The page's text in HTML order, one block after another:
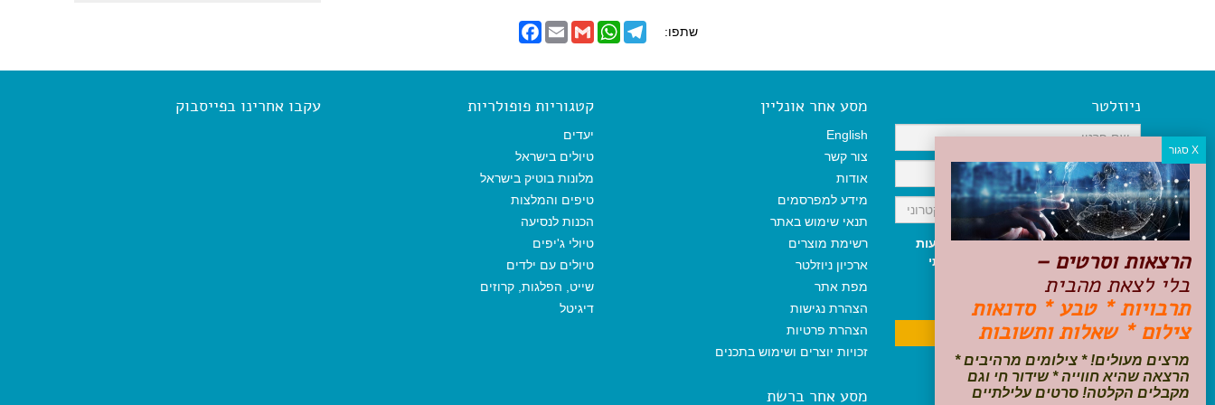
שתפו:
F
a
e
o
o
E
m
i
G
m
i
W
h
t
T
e
e
ניוזלטר
אני מאשר/ת קבלת ניוזלטר והודעות
שיווקיות, ומאשר/ת כי קראתי והסכמתי
לתקנון האתר ולמדיניות הפרטיות
ניתן לבטל את ההרשמה בכל עת
מסע אחר אונליין
English
צור קשר
אודות
מידע למפרסמים
תנאי שימוש באתר
רשימת מוצרים
ארכיון ניוזלטר
מפת אתר
הצהרת נגישות
הצהרת פרטיות
זכויות יוצרים ושימוש בתכנים
מסע אחר ברשת
קטגוריות פופולריות
יעדים
טיולים בישראל
מלונות בוטיק בישראל
טיפים והמלצות
הכנות לנסיעה
טיולי ג'יפים
טיולים עם ילדים
שייט, הפלגות, קרוזים
דיגיטל
עקבו אחרינו בפייסבוק
הרצאות וסרטים –
בלי לצאת מהבית
תרבויות * טבע * סדנאות
צילום * שאלות ותשובות
מרצים מעולים! * צילומים מרהיבים *
הרצאה שהיא חווייה * שידור חי וגם
מקבלים הקלטה! סרטים עלילתיים